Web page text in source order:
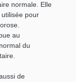
normale. Elle
pour
au
du
de